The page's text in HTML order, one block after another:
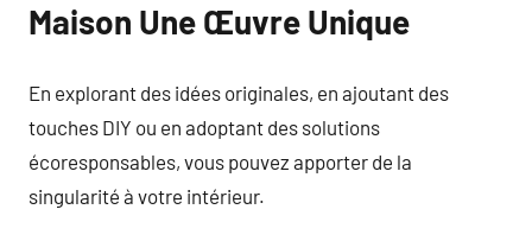
Maison Une Œuvre Unique
En explorant des idées originales, en ajoutant des
touches DIY ou en adoptant des solutions
écoresponsables, vous pouvez apporter de la
singularité à votre intérieur.